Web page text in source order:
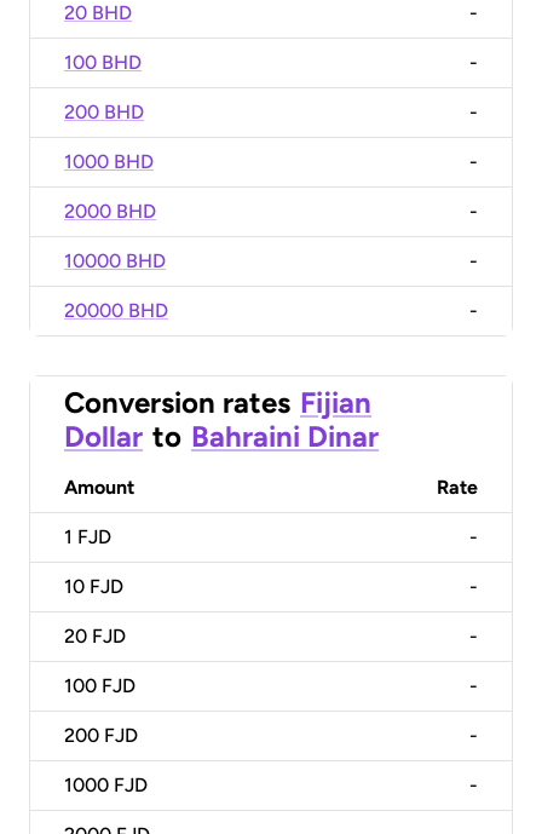
20 BHD -
100 BHD -
200 BHD -
1000 BHD -
2000 BHD -
10000 BHD -
20000 BHD -
Conversion rates Fijian
Dollar to Bahraini Dinar
Amount Rate
1 FJD -
10 FJD -
20 FJD -
100 FJD -
200 FJD -
1000 FJD -